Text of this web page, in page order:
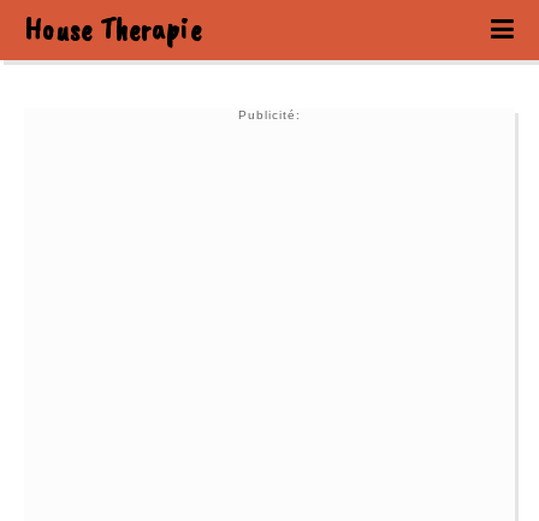
House Therapie
Publicité: